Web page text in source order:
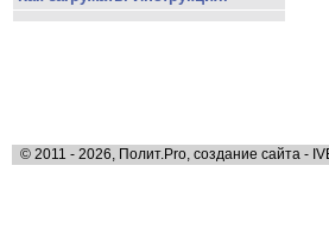
© 2011 - 2026, Полит.Pro, создание сайта -